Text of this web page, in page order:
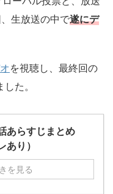
生放送の中で遂にデ
を視聴し、最終回の
た。
あらすじまとめ
あり）
を見る